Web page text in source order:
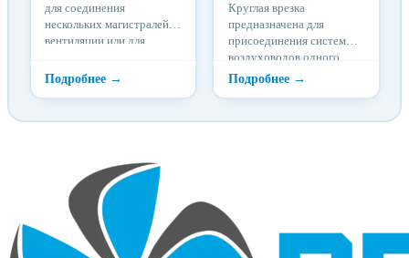
для соединения
нескольких магистралей
вентиляции или для
Круглая врезка
предназначена для
присоединения системы
воздуховодов одного
диаметра к системе
воздуховодов другого